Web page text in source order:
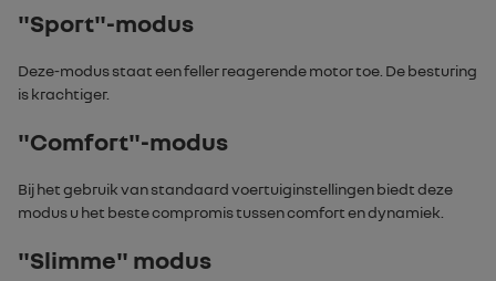
"Sport"-modus
Deze-modus staat een feller reagerende motor toe. De besturing
is krachtiger.
"Comfort"-modus
Bij het gebruik van standaard voertuiginstellingen biedt deze
modus u het beste compromis tussen comfort en dynamiek.
"Slimme" modus